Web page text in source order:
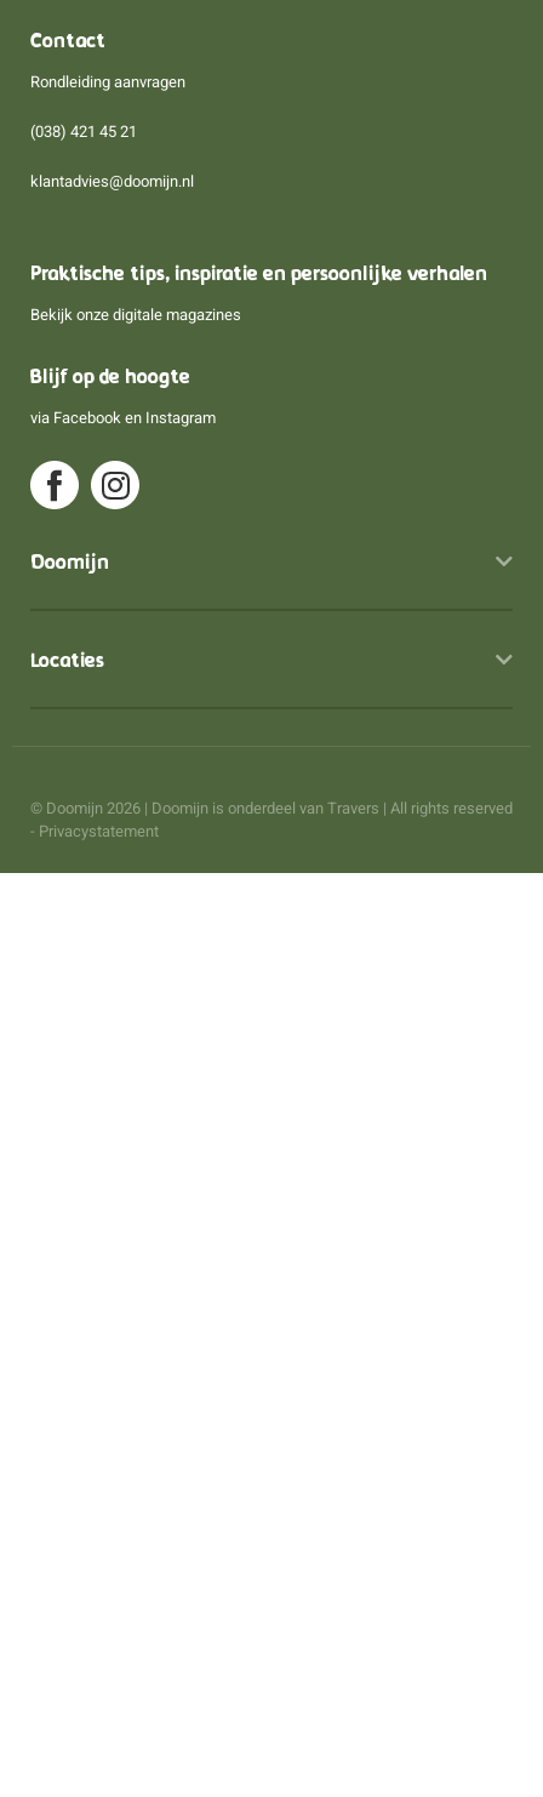
Doomijn
Locaties
Contact
Rondleiding aanvragen
(038) 421 45 21
klantadvies@doomijn.nl
Praktische tips, inspiratie en persoonlijke verhalen
Bekijk onze digitale magazines
Blijf op de hoogte
via Facebook en Instagram
© Doomijn 2026 | Doomijn is onderdeel van Travers | All rights reserved
- Privacystatement